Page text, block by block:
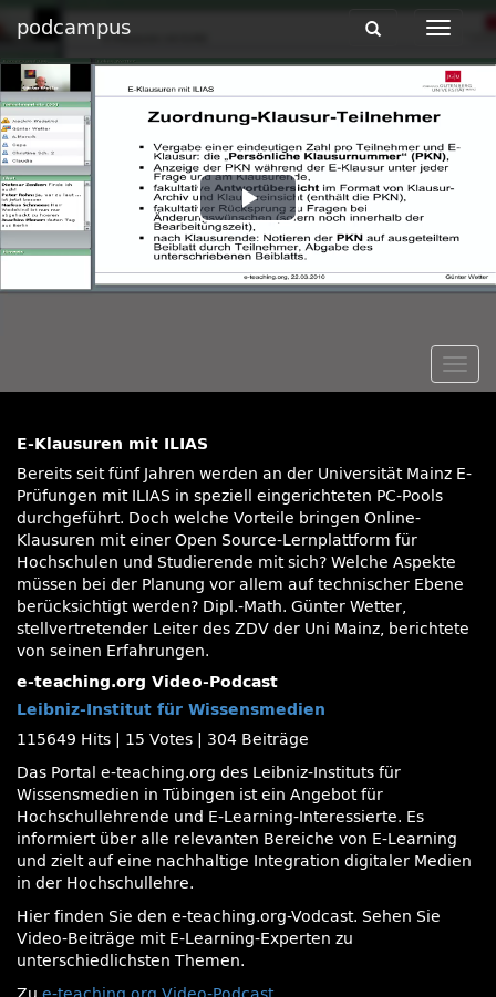
podcampus
Toggle
Toggle
Play
Video
E-Klausuren mit ILIAS
Bereits seit fünf Jahren werden an der Universität Mainz E-
Prüfungen mit ILIAS in speziell eingerichteten PC-Pools
durchgeführt. Doch welche Vorteile bringen Online-
Klausuren mit einer Open Source-Lernplattform für
Hochschulen und Studierende mit sich? Welche Aspekte
müssen bei der Planung vor allem auf technischer Ebene
berücksichtigt werden? Dipl.-Math. Günter Wetter,
stellvertretender Leiter des ZDV der Uni Mainz, berichtete
von seinen Erfahrungen.
e-teaching.org Video-Podcast
Leibniz-Institut für Wissensmedien
115649 Hits
15 Votes
304 Beiträge
Das Portal e-teaching.org des Leibniz-Instituts für
Wissensmedien in Tübingen ist ein Angebot für
Hochschullehrende und E-Learning-Interessierte. Es
informiert über alle relevanten Bereiche von E-Learning
und zielt auf eine nachhaltige Integration digitaler Medien
in der Hochschullehre.
Hier finden Sie den e-teaching.org-Vodcast. Sehen Sie
Video-Beiträge mit E-Learning-Experten zu
unterschiedlichsten Themen.